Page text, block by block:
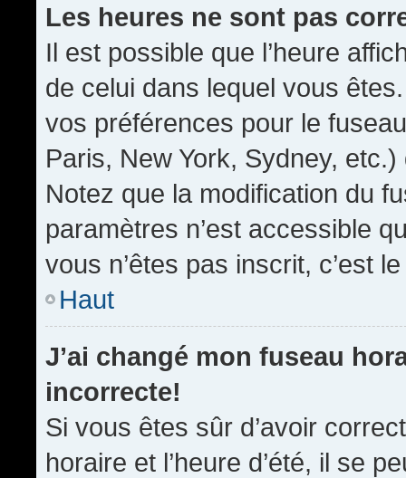
Les heures ne sont pas
Il est possible que l’heure
de celui dans lequel vous
vos préférences pour le
Paris, New York, Sydney,
Notez que la modification du
paramètres n’est accessible
vous n’êtes pas inscrit, c’est
Haut
J’ai changé mon fuseau
incorrecte!
Si vous êtes sûr d’avoir
horaire et l’heure d’été, il se